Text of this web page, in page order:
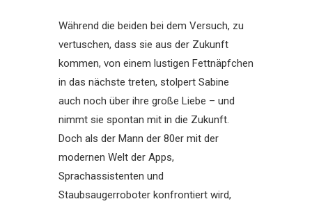
Während die beiden bei dem Versuch, zu
vertuschen, dass sie aus der Zukunft
kommen, von einem lustigen Fettnäpfchen
in das nächste treten, stolpert Sabine
auch noch über ihre große Liebe – und
nimmt sie spontan mit in die Zukunft.
Doch als der Mann der 80er mit der
modernen Welt der Apps,
Sprachassistenten und
Staubsaugerroboter konfrontiert wird,